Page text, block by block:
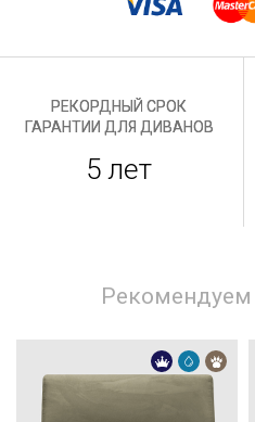
РЕКОРДНЫЙ СРОК
ГАРАНТИИ ДЛЯ ДИВАНОВ
5 лет
Рекомендуем